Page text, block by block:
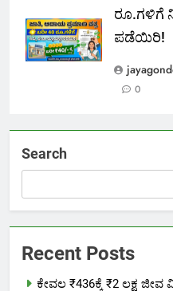
ರೂ.ಗಳಿಗೆ
ಪಡೆಯಿರಿ!
0
Search
Recent Posts
ಕೇವಲ ₹436ಕ್ಕೆ ₹2 ಲಕ್ಷ